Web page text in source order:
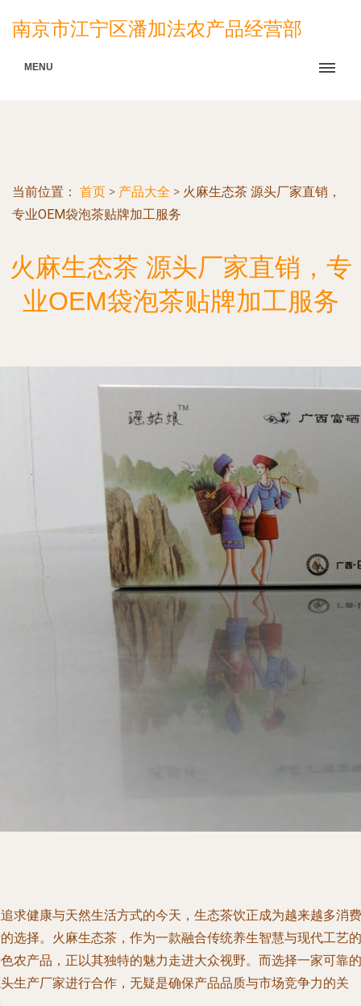
南京市江宁区潘加法农产品经营部
MENU
当前位置： 首页 > 产品大全 > 火麻生态茶 源头厂家直销，
专业OEM袋泡茶贴牌加工服务
火麻生态茶 源头厂家直销，专
业OEM袋泡茶贴牌加工服务
求健康与天然生活方式的今天，生态茶饮正成为越来越多消费
选择。火麻生态茶，作为一款融合传统养生智慧与现代工艺的
农产品，正以其独特的魅力走进大众视野。而选择一家可靠的
生产厂家进行合作，无疑是确保产品品质与市场竞争力的关